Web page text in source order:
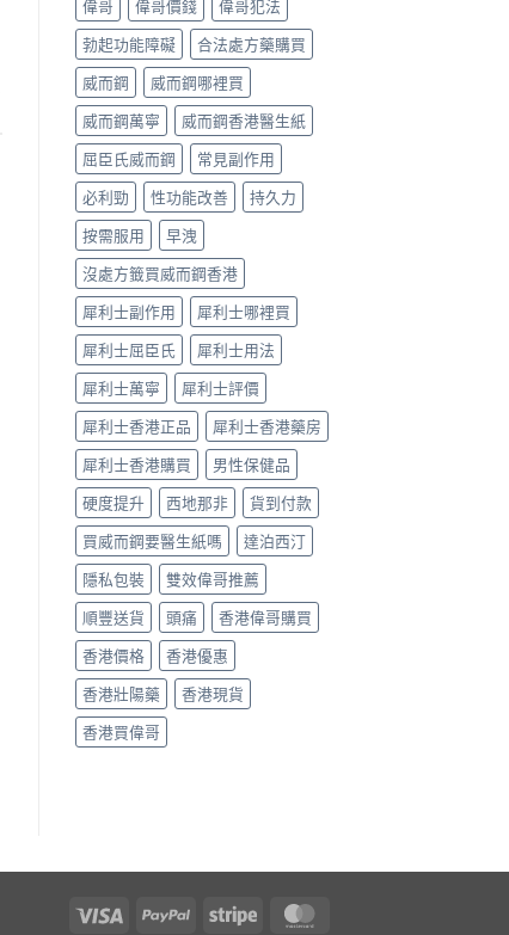
法
唔
對，
作
用
要
識
分
重〉
中
時
間、
副
用
一
次
對
清〉
「隱
形
壓
力」：
點
解
愈
嚟
愈
人
選
擇
用
藥
幫
自
己
重
回
軌
道？〉
中
偉哥
偉哥價錢
偉哥犯法
勃起功能障礙
合法處方藥購買
威而鋼
威而鋼哪裡買
威而鋼萬寧
威而鋼香港醫生紙
屈臣氏威而鋼
常見副作用
必利勁
性功能改善
持久力
按需服用
早洩
沒處方籤買威而鋼香港
犀利士副作用
犀利士哪裡買
犀利士屈臣氏
犀利士用法
犀利士萬寧
犀利士評價
犀利士香港正品
犀利士香港藥房
犀利士香港購買
男性保健品
硬度提升
西地那非
貨到付款
買威而鋼要醫生紙嗎
達泊西汀
隱私包裝
雙效偉哥推薦
順豐送貨
頭痛
香港偉哥購買
香港價格
香港優惠
香港壯陽藥
香港現貨
香港買偉哥
Visa PayPal Stripe